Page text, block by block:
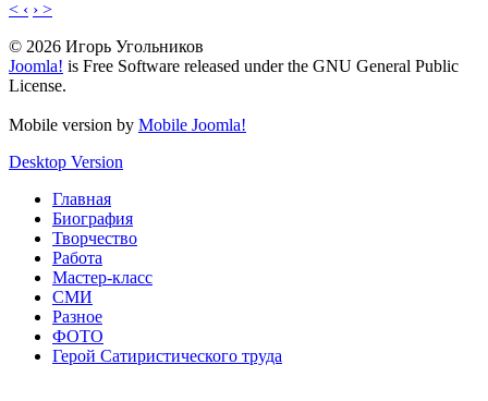
< ‹ › >
© 2026 Игорь Угольников
Joomla! is Free Software released under the GNU General Public
License.
Mobile version by Mobile Joomla!
Desktop Version
Главная
Биография
Творчество
Работа
Мастер-класс
СМИ
Разное
ФОТО
Герой Сатиристического труда